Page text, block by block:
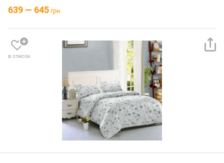
639 — 645 грн.
в список